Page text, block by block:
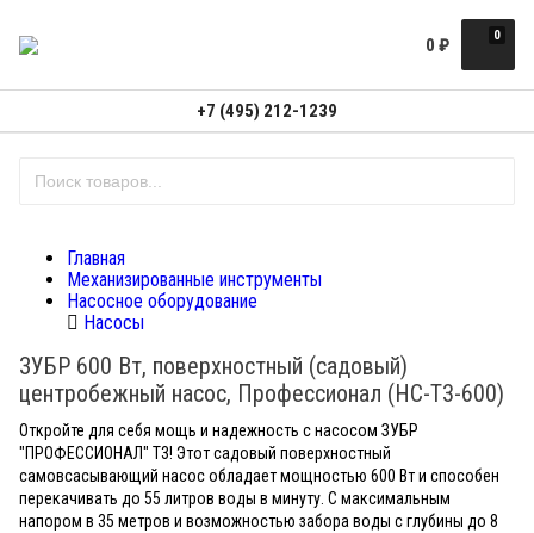
0
0 ₽
+7 (495) 212-1239
Главная
Механизированные инструменты
Насосное оборудование
Насосы
ЗУБР 600 Вт, поверхностный (садовый)
центробежный насос, Профессионал (НС-Т3-600)
Откройте для себя мощь и надежность с насосом ЗУБР
"ПРОФЕССИОНАЛ" Т3! Этот садовый поверхностный
самовсасывающий насос обладает мощностью 600 Вт и способен
перекачивать до 55 литров воды в минуту. С максимальным
напором в 35 метров и возможностью забора воды с глубины до 8